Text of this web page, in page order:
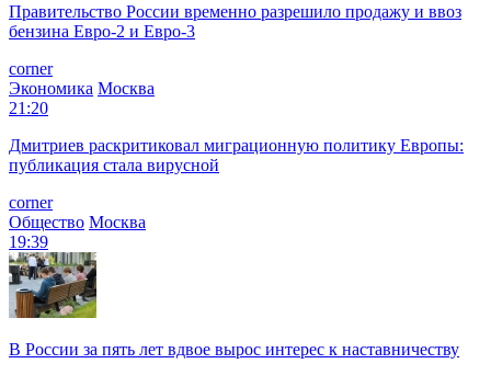
Правительство России временно разрешило продажу и ввоз
бензина Евро-2 и Евро-3
corner
Экономика Москва
21:20
Дмитриев раскритиковал миграционную политику Европы:
публикация стала вирусной
corner
Общество Москва
19:39
В России за пять лет вдвое вырос интерес к наставничеству